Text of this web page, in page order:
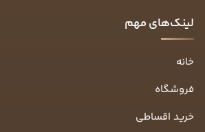
لینک‌های مهم
خانه
فروشگاه
خرید اقساطی